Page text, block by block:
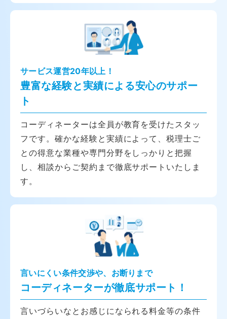
サービス運営20年以上！
豊富な経験と実績による安心のサポー
ト
コーディネーターは全員が教育を受けたスタッ
フです。確かな経験と実績によって、税理士ご
との得意な業種や専門分野をしっかりと把握
し、相談からご契約まで徹底サポートいたしま
す。
言いにくい条件交渉や、お断りまで
コーディネーターが徹底サポート！
言いづらいなとお感じになられる料金等の条件